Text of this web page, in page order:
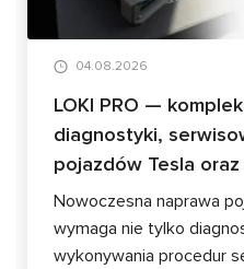
04.08.2026
LOKI PRO —
diagnostyki,
pojazdów Tesla oraz
Nowoczesna naprawa
wymaga nie tylko
wykonywania procedur